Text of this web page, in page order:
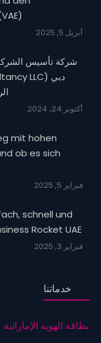
أبريل 5, 2025
شركة تأسيس
أكتوبر 24، 2024
mit hohen
ob es sich
فبراير 5, 2025
schnell und
Rocket UAE!
فبراير 3, 2025
خدماتنا
بطاقة الهوية الإماراتية